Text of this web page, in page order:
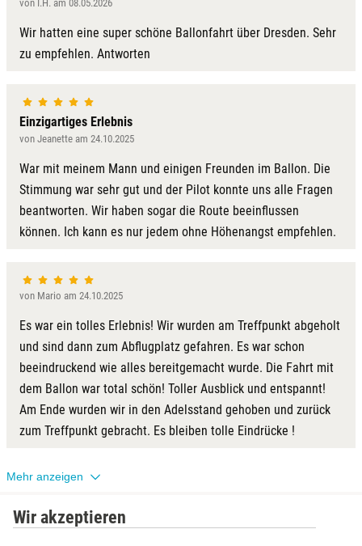
von I.H. am 08.05.2026
Wir hatten eine super schöne Ballonfahrt über Dresden. Sehr
zu empfehlen. Antworten
Einzigartiges Erlebnis
von Jeanette am 24.10.2025
War mit meinem Mann und einigen Freunden im Ballon. Die
Stimmung war sehr gut und der Pilot konnte uns alle Fragen
beantworten. Wir haben sogar die Route beeinflussen
können. Ich kann es nur jedem ohne Höhenangst empfehlen.
von Mario am 24.10.2025
Es war ein tolles Erlebnis! Wir wurden am Treffpunkt abgeholt
und sind dann zum Abflugplatz gefahren. Es war schon
beeindruckend wie alles bereitgemacht wurde. Die Fahrt mit
dem Ballon war total schön! Toller Ausblick und entspannt!
Am Ende wurden wir in den Adelsstand gehoben und zurück
zum Treffpunkt gebracht. Es bleiben tolle Eindrücke !
Mehr anzeigen
Wir akzeptieren